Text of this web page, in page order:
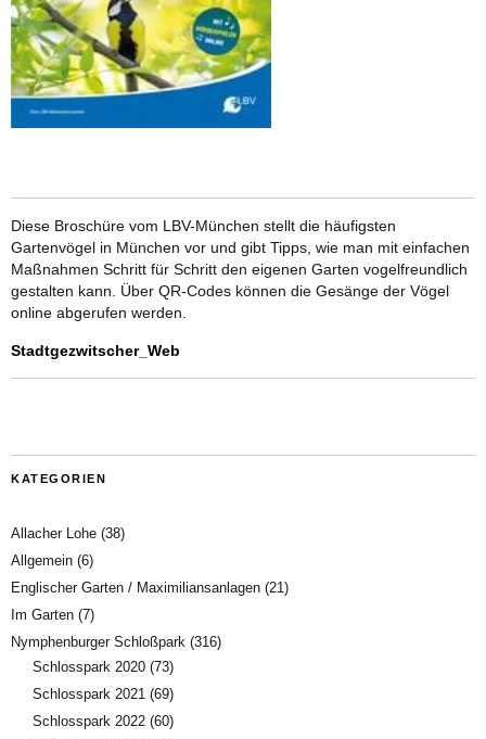
Diese Broschüre vom LBV-München stellt die häufigsten
Gartenvögel in München vor und gibt Tipps, wie man mit einfachen
Maßnahmen Schritt für Schritt den eigenen Garten vogelfreundlich
gestalten kann. Über QR-Codes können die Gesänge der Vögel
online abgerufen werden.
Stadtgezwitscher_Web
KATEGORIEN
Allacher Lohe (38)
Allgemein (6)
Englischer Garten / Maximiliansanlagen (21)
Im Garten (7)
Nymphenburger Schloßpark (316)
Schlosspark 2020 (73)
Schlosspark 2021 (69)
Schlosspark 2022 (60)